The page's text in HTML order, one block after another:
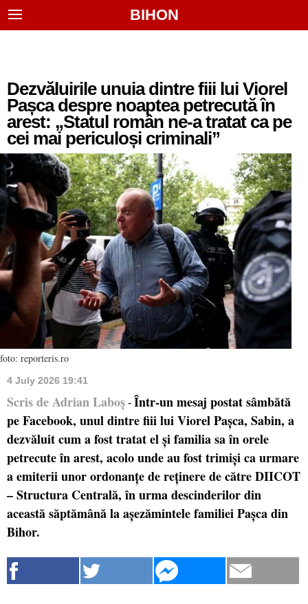
BIHON
Dezvăluirile unuia dintre fiii lui Viorel
Pașca despre noaptea petrecută în
arest: „Statul român ne-a tratat ca pe
cei mai periculoși criminali”
foto: reporteris.ro
4 July 2026 19:41
Scris de Adrian Laboș - Într-un mesaj postat sâmbătă
pe Facebook, unul dintre fiii lui Viorel Pașca, Sabin, a
dezvăluit cum a fost tratat el și familia sa în orele
petrecute în arest, acolo unde au fost trimiși ca urmare
a emiterii unor ordonanțe de reținere de către DIICOT
– Structura Centrală, în urma descinderilor din
această săptămână la așezămintele familiei Pașca din
Bihor.